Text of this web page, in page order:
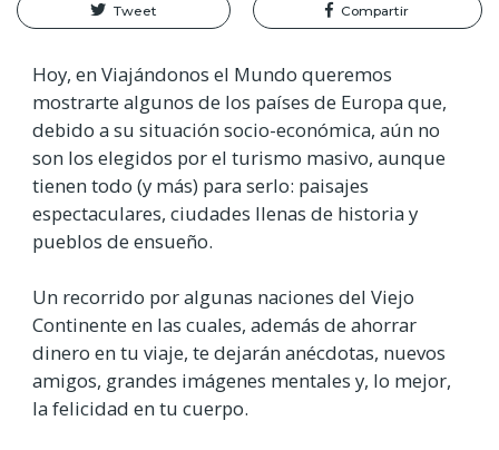
Tweet Compartir
Hoy, en Viajándonos el Mundo queremos
mostrarte algunos de los países de Europa que,
debido a su situación socio-económica, aún no
son los elegidos por el turismo masivo, aunque
tienen todo (y más) para serlo: paisajes
espectaculares, ciudades llenas de historia y
pueblos de ensueño.
Un recorrido por algunas naciones del Viejo
Continente en las cuales, además de ahorrar
dinero en tu viaje, te dejarán anécdotas, nuevos
amigos, grandes imágenes mentales y, lo mejor,
la felicidad en tu cuerpo.